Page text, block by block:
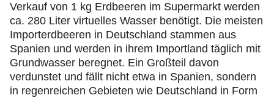
Verkauf von 1 kg Erdbeeren im Supermarkt werden
ca. 280 Liter virtuelles Wasser benötigt. Die meisten
Importerdbeeren in Deutschland stammen aus
Spanien und werden in ihrem Importland täglich mit
Grundwasser beregnet. Ein Großteil davon
verdunstet und fällt nicht etwa in Spanien, sondern
in regenreichen Gebieten wie Deutschland in Form